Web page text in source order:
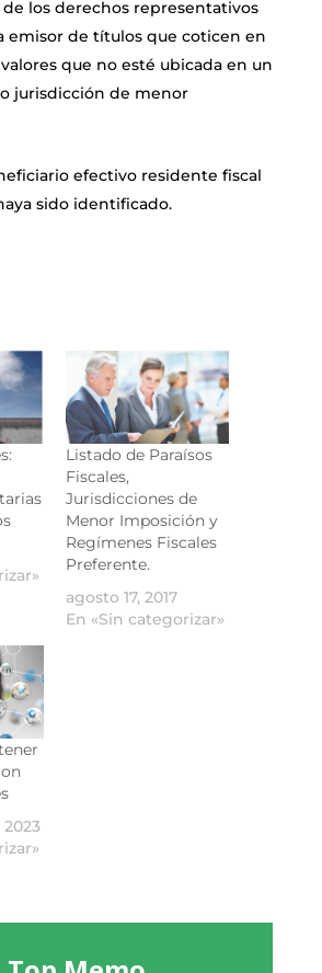
los derechos representativos
emisor de títulos que coticen en
que no esté ubicada en un
o jurisdicción de menor
efectivo residente fiscal
sido identificado.
Listado de Paraísos
Fiscales,
Jurisdicciones de
Menor Imposición y
Regímenes Fiscales
Preferente.
agosto 17, 2017
En «Sin categorizar»